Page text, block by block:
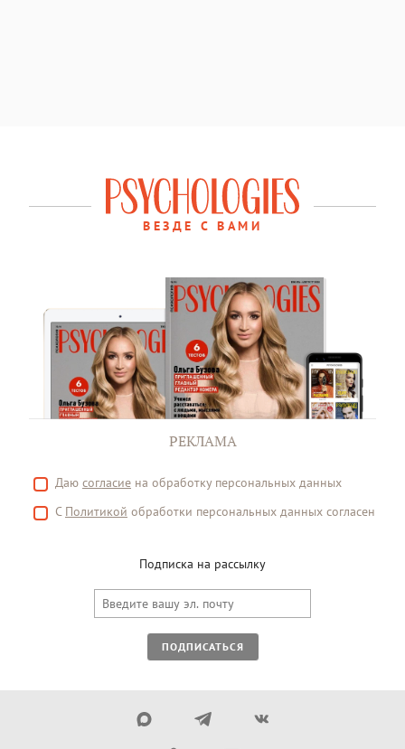
ВЕЗДЕ С ВАМИ
РЕКЛАМА
Даю согласие на обработку персональных данных
С Политикой обработки персональных данных согласен
Подписка на рассылку
ПОДПИСАТЬСЯ